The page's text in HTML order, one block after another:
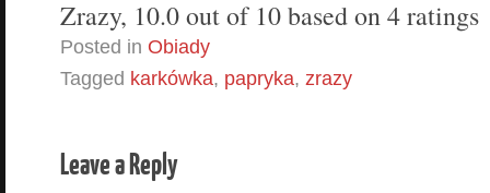
Zrazy, 10.0out of 10based on4ratings
Posted in Obiady
Tagged karkówka, papryka, zrazy
Leave a Reply